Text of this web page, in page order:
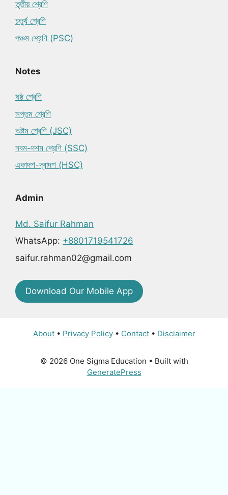
তৃতীয় শ্রেণি
চতুর্থ শ্রেণি
পঞ্চম শ্রেণি (PSC)
Notes
ষষ্ঠ শ্রেণি
সপ্তম শ্রেণি
অষ্টম শ্রেণি (JSC)
নবম-দশম শ্রেণি (SSC)
একাদশ-দ্বাদশ (HSC)
Admin
Md. Saifur Rahman
WhatsApp: +8801719541726
saifur.rahman02@gmail.com
Download Our Mobile App
About• Privacy Policy• Contact• Disclaimer
© 2026 One Sigma Education • Built with
GeneratePress